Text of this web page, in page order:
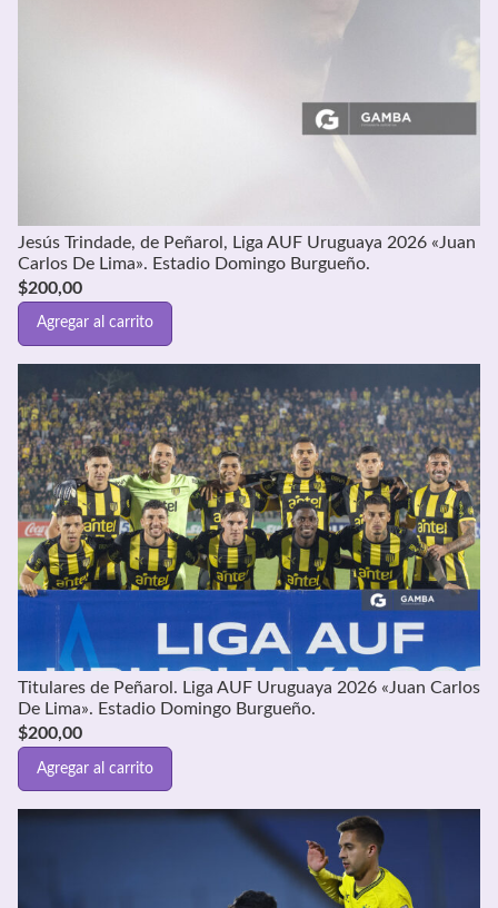
Jesús Trindade, de Peñarol, Liga AUF Uruguaya 2026 «Juan
Carlos De Lima». Estadio Domingo Burgueño.
$200,00
Agregar al carrito
Titulares de Peñarol. Liga AUF Uruguaya 2026 «Juan Carlos
De Lima». Estadio Domingo Burgueño.
$200,00
Agregar al carrito